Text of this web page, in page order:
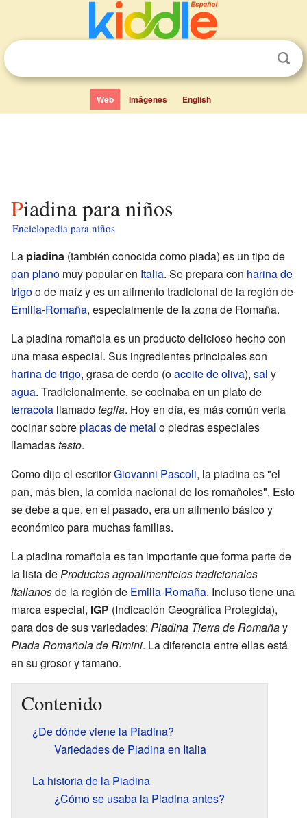
Web Imágenes English
Piadina para niños
Enciclopedia para niños
La piadina (también conocida como piada) es un tipo de
pan plano muy popular en Italia. Se prepara con harina de
trigoo de maíz y es un alimento tradicional de la región de
Emilia-Romaña, especialmente de la zona de Romaña.
La piadina romañola es un producto delicioso hecho con
una masa especial. Sus ingredientes principales son
harina de trigo, grasa de cerdo (oaceite de oliva), sal y
agua. Tradicionalmente, se cocinaba en un plato de
terracota llamadoteglia. Hoy en día, es más común verla
cocinar sobreplacas de metal o piedras especiales
llamadastesto.
Como dijo el escritorGiovanni Pascoli, la piadina es "el
pan, más bien, la comida nacional de los romañoles". Esto
se debe a que, en el pasado, era un alimento básico y
económico para muchas familias.
La piadina romañola es tan importante que forma parte de
la lista deProductos agroalimenticios tradicionales
italianosde la región de Emilia-Romaña. Incluso tiene una
marca especial, IGP (Indicación Geográfica Protegida),
para dos de sus variedades: Piadina Tierra de Romañay
Piada Romañola de Rimini. La diferencia entre ellas está
en su grosor y tamaño.
Contenido
¿De dónde viene la Piadina?
Variedades de Piadina en Italia
La historia de la Piadina
¿Cómo se usaba la Piadina antes?